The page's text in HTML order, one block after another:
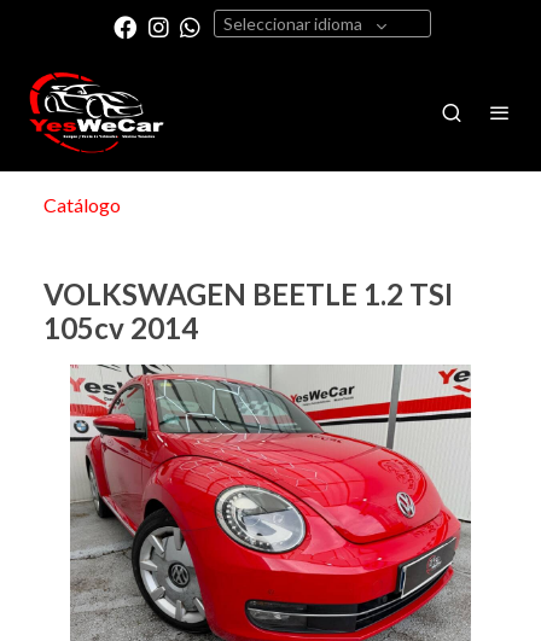
Seleccionar idioma
Catálogo
VOLKSWAGEN BEETLE 1.2 TSI
105cv 2014